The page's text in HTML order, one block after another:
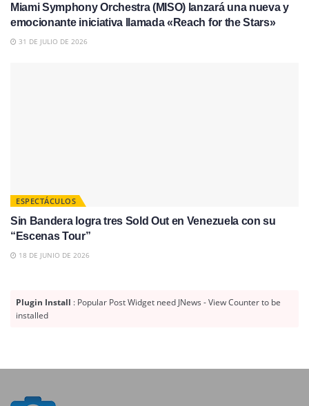
Miami Symphony Orchestra (MISO) lanzará una nueva y
emocionante iniciativa llamada «Reach for the Stars»
31 DE JULIO DE 2026
ESPECTÁCULOS
Sin Bandera logra tres Sold Out en Venezuela con su
“Escenas Tour”
18 DE JUNIO DE 2026
Plugin Install : Popular Post Widget need JNews - View Counter to be
installed